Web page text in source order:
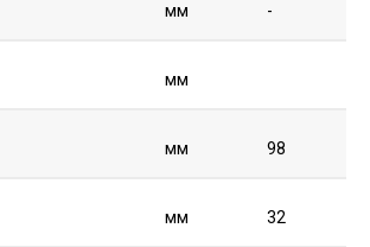
мм -
мм
мм 98
мм 32